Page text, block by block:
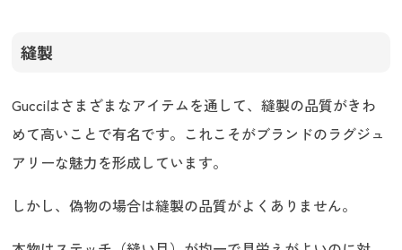
縫製
Gucciはさまざまなアイテムを通して、縫製の品質がきわ
めて高いことで有名です。これこそがブランドのラグジュ
アリーな魅力を形成しています。
しかし、偽物の場合は縫製の品質がよくありません。